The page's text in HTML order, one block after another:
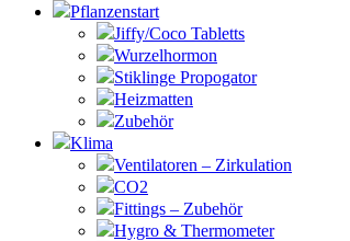
Pflanzenstart
Jiffy/Coco Tabletts
Wurzelhormon
Stiklinge Propogator
Heizmatten
Zubehör
Klima
Ventilatoren – Zirkulation
CO2
Fittings – Zubehör
Hygro & Thermometer